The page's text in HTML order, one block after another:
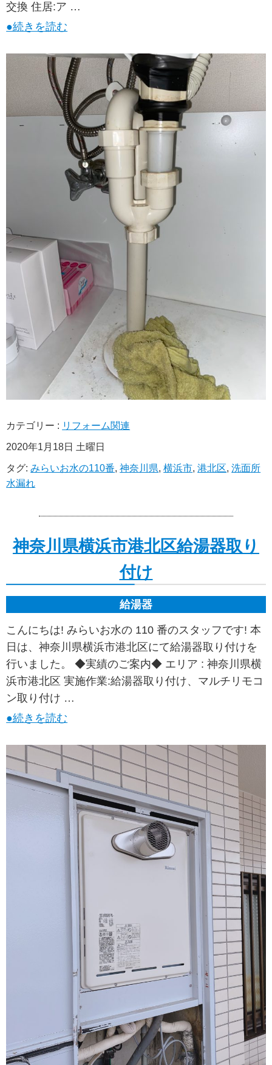
交換 住居:ア …
●続きを読む
カテゴリー : リフォーム関連
2020年1月18日 土曜日
タグ:みらいお水の110番,神奈川県,横浜市,港北区,洗面所
水漏れ
神奈川県横浜市港北区給湯器取り
付け
給湯器
こんにちは! みらいお水の 110 番のスタッフです! 本
日は、神奈川県横浜市港北区にて給湯器取り付けを
行いました。 ◆実績のご案内◆ エリア : 神奈川県横
浜市港北区 実施作業:給湯器取り付け、マルチリモコ
ン取り付け …
●続きを読む